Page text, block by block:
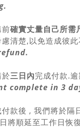
確實丈量自己所需
慮清楚,以免造成彼此
三日內完成付款.
complete in 3
後 , 我們將於隔
將順延至工作日恢